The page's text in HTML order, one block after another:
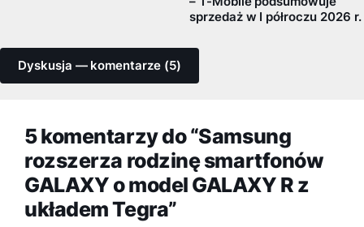
sprzedaż w I półroczu 2026 r.
Dyskusja — komentarze (5)
5 komentarzy do “Samsung
rozszerza rodzinę smartfonów
GALAXY o model GALAXY R z
układem Tegra”